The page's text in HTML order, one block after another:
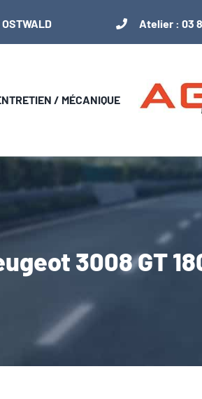
Atelier : 03
/ MÉCANIQUE
3008 GT